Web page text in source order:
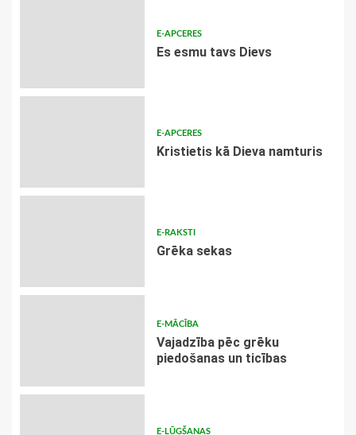
E-APCERES
Es esmu tavs Dievs
E-APCERES
Kristietis kā Dieva namturis
E-RAKSTI
Grēka sekas
E-MĀCĪBA
Vajadzība pēc grēku
piedošanas un ticības
E-LŪGŠANAS